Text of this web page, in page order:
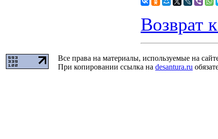
Возврат
Все права на материалы, используемые на
При копировании ссылка на desantura.ru